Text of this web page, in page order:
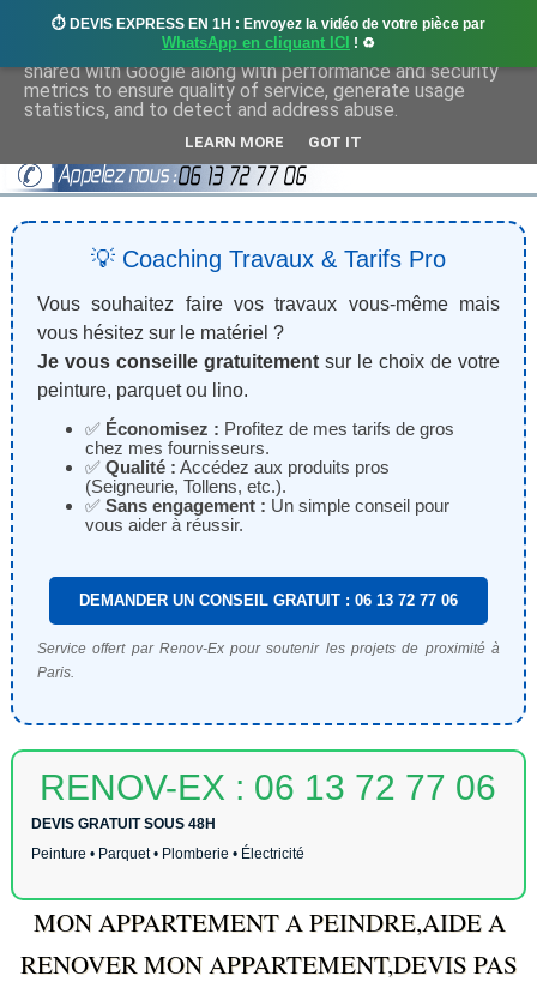
⏱️ DEVIS EXPRESS EN 1H : Envoyez la vidéo de votre pièce par
WhatsApp en cliquant ICI ! ♻️
💡 Coaching Travaux & Tarifs Pro
Vous souhaitez faire vos travaux vous-même mais
vous hésitez sur le matériel ?
Je vous conseille gratuitementsur le choix de votre
peinture, parquet ou lino.
✅ Économisez : Profitez de mes tarifs de gros
chez mes fournisseurs.
✅ Qualité : Accédez aux produits pros
(Seigneurie, Tollens, etc.).
✅ Sans engagement : Un simple conseil pour
vous aider à réussir.
DEMANDER UN CONSEIL GRATUIT : 06 13 72 77 06
Service offert par Renov-Ex pour soutenir les projets de proximité à
Paris.
RENOV-EX : 06 13 72 77 06
DEVIS GRATUIT SOUS 48H
Peinture • Parquet • Plomberie • Électricité
MON APPARTEMENT A PEINDRE,AIDE A
RENOVER MON APPARTEMENT,DEVIS PAS
This site uses cookies from Google to deliver its services
and to analyze traffic. Your IP address and user-agent are
shared with Google along with performance and security
metrics to ensure quality of service, generate usage
statistics, and to detect and address abuse.
LEARN MORE GOT IT